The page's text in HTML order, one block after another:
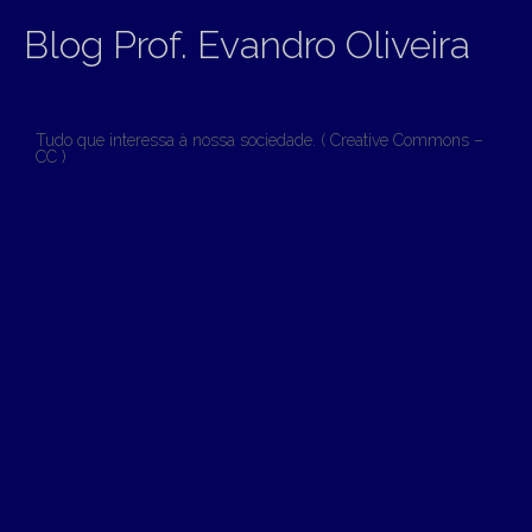
Blog Prof. Evandro Oliveira
Tudo que interessa à nossa sociedade. ( Creative Commons –
CC )